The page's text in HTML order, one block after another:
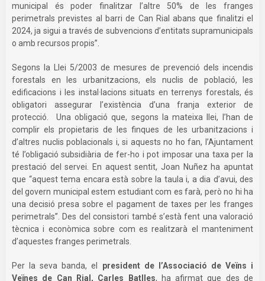
municipal és poder finalitzar l’altre 50% de les franges
perimetrals previstes al barri de Can Rial abans que finalitzi el
2024, ja sigui a través de subvencions d’entitats supramunicipals
o amb recursos propis”.
Segons la Llei 5/2003 de mesures de prevenció dels incendis
forestals en les urbanitzacions, els nuclis de població, les
edificacions i les instal·lacions situats en terrenys forestals, és
obligatori assegurar l’existència d’una franja exterior de
protecció. Una obligació que, segons la mateixa llei, l’han de
complir els propietaris de les finques de les urbanitzacions i
d’altres nuclis poblacionals i, si aquests no ho fan, l’Ajuntament
té l’obligació subsidiària de fer-ho i pot imposar una taxa per la
prestació del servei. En aquest sentit, Joan Nuñez ha apuntat
que “aquest tema encara està sobre la taula i, a dia d’avui, des
del govern municipal estem estudiant com es farà, però no hi ha
una decisió presa sobre el pagament de taxes per les franges
perimetrals”. Des del consistori també s’està fent una valoració
tècnica i econòmica sobre com es realitzarà el manteniment
d’aquestes franges perimetrals.
Per la seva banda, el president de l’Associació de Veïns i
Veïnes de Can Rial, Carles Batlles, ha afirmat que des de